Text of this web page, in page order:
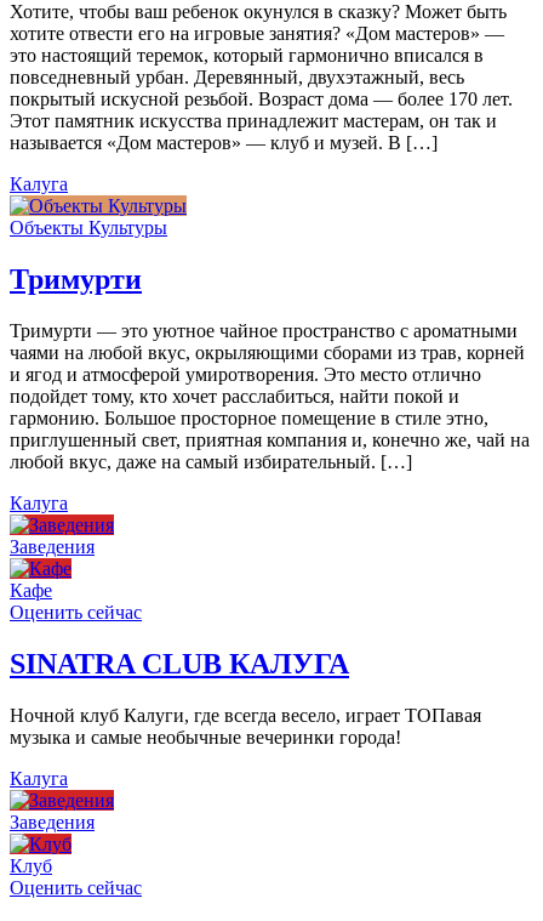
Хотите, чтобы ваш ребенок окунулся в сказку? Может быть
хотите отвести его на игровые занятия? «Дом мастеров» —
это настоящий теремок, который гармонично вписался в
повседневный урбан. Деревянный, двухэтажный, весь
покрытый искусной резьбой. Возраст дома — более 170 лет.
Этот памятник искусства принадлежит мастерам, он так и
называется «Дом мастеров» — клуб и музей. В […]
Калуга
Объекты Культуры
Тримурти
Тримурти — это уютное чайное пространство с ароматными
чаями на любой вкус, окрыляющими сборами из трав, корней
и ягод и атмосферой умиротворения. Это место отлично
подойдет тому, кто хочет расслабиться, найти покой и
гармонию. Большое просторное помещение в стиле этно,
приглушенный свет, приятная компания и, конечно же, чай на
любой вкус, даже на самый избирательный. […]
Калуга
Заведения
Кафе
Оценить сейчас
SINATRA CLUB КАЛУГА
Ночной клуб Калуги, где всегда весело, играет ТОПавая
музыка и самые необычные вечеринки города!
Калуга
Заведения
Клуб
Оценить сейчас